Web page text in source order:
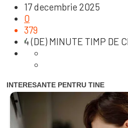
17 decembrie 2025
0
379
4 (DE) MINUTE TIMP DE